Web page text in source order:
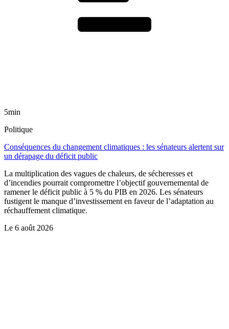
5min
Politique
Conséquences du changement climatiques : les sénateurs alertent sur
un dérapage du déficit public
La multiplication des vagues de chaleurs, de sécheresses et
d’incendies pourrait compromettre l’objectif gouvernemental de
ramener le déficit public à 5 % du PIB en 2026. Les sénateurs
fustigent le manque d’investissement en faveur de l’adaptation au
réchauffement climatique.
Le 6 août 2026